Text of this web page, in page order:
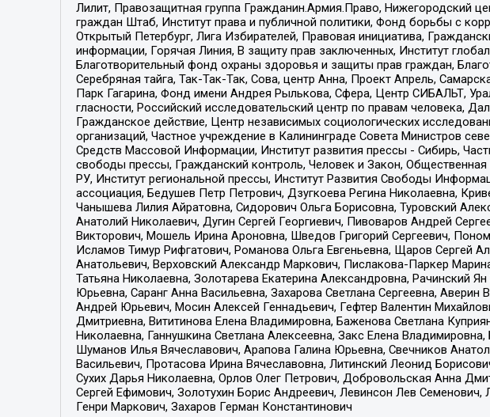
Лилит, Правозащитная группа Гражданин.Армия.Право, Нижегородский
граждан Штаб, Институт права и публичной политики, Фонд борьбы с
Открытый Петербург, Лига Избирателей, Правовая инициатива,
информации, Горячая Линия, В защиту прав заключенных, Институт
Благотворительный фонд охраны здоровья и защиты прав граждан,
Серебряная тайга, Так-Так-Так, Сова, центр Анна, Проект Апрель,
Парк Гагарина, Фонд имени Андрея Рылькова, Сфера, Центр СИБАЛЬТ,
гласности, Российский исследовательский центр по правам человека,
Гражданское действие, Центр независимых социологических
организаций, Частное учреждение в Калининграде Совета Министров
Средств Массовой Информации, Институт развития прессы - Сибирь,
свободы прессы, Гражданский контроль, Человек и Закон,
РУ, Институт региональной прессы, Институт Развития Свободы
ассоциация, Бедушев Петр Петрович, Дзугкоева Регина Николаевна,
Чанышева Лилия Айратовна, Сидорович Ольга Борисовна, Туровский
Анатолий Николаевич, Дугин Сергей Георгиевич, Пивоваров Андрей
Викторович, Мошель Ирина Ароновна, Шведов Григорий Сергеевич,
Исламов Тимур Рифгатович, Романова Ольга Евгеньевна, Щаров Сергей
Анатольевич, Верховский Александр Маркович, Пислакова-Паркер
Татьяна Николаевна, Золотарева Екатерина Александровна, Рачинский
Юрьевна, Саранг Анна Васильевна, Захарова Светлана Сергеевна,
Андрей Юрьевич, Мосин Алексей Геннадьевич, Гефтер Валентин
Дмитриевна, Вититинова Елена Владимировна, Баженова Светлана
Николаевна, Ганнушкина Светлана Алексеевна, Закс Елена
Шуманов Илья Вячеславович, Арапова Галина Юрьевна, Свечников
Васильевич, Протасова Ирина Вячеславовна, Литинский Леонид
Сухих Дарья Николаевна, Орлов Олег Петрович, Добровольская Анна
Сергей Ефимович, Золотухин Борис Андреевич, Левинсон Лев
Генри Маркович, Захаров Герман Константинович